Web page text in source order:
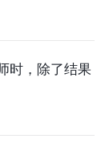
时，除了结果